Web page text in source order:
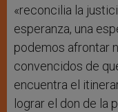
«reconcilia la
esperanza, una
podemos afrontar
convencidos de
encuentra el
lograr el don de la